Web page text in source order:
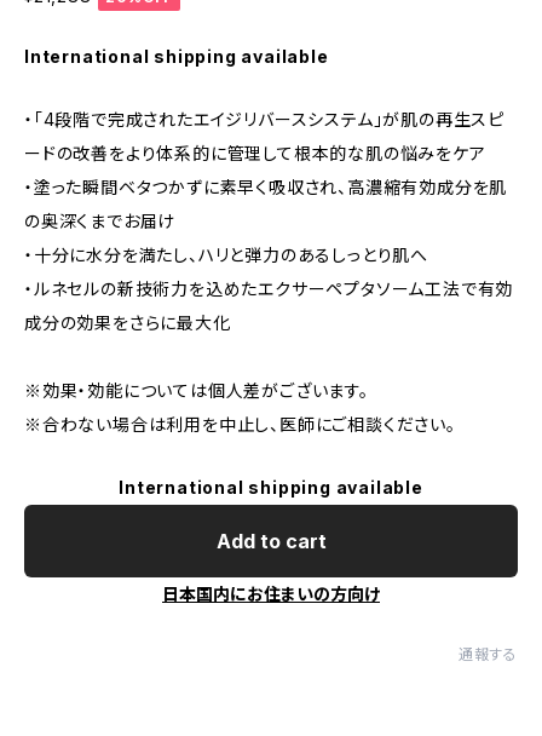
International shipping available
・「4段階で完成されたエイジリバースシステム」が肌の再生スピ
ードの改善をより体系的に管理して根本的な肌の悩みをケア
・塗った瞬間ベタつかずに素早く吸収され、高濃縮有効成分を肌
の奥深くまでお届け
・十分に水分を満たし、ハリと弾力のあるしっとり肌へ
・ルネセルの新技術力を込めたエクサーペプタソーム工法で有効
成分の効果をさらに最大化
※効果・効能については個人差がございます。
※合わない場合は利用を中止し、医師にご相談ください。
International shipping available
Add to cart
日本国内にお住まいの方向け
通報する